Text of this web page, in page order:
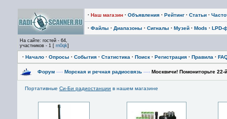
· Наш магазин · Объявления · Рейтинг · Статьи ·
· Файлы · Диапазоны · Сигналы · Музей · Mods · LPD-
На сайте: гостей - 64,
участников - 1 [ rn0qk]
· Начало · Опросы · События · Статистика · Поиск · Регистрация · Правила ·
Форум —› Морская и речная радиосвязь —› Москвичи! Помониторьте 22-
Портативные Си-Би радиостанции в нашем магазине